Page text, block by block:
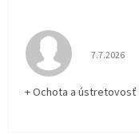
7.7.2026
+ Ochota a ústretovosť